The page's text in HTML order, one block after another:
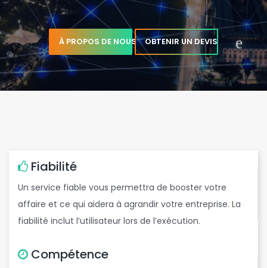
g
t
c
e b m a i l
À PROPOS DE NOUS OBTENIR UN DEVIS
Fiabilité
Un service fiable vous permettra de booster votre
affaire et ce qui aidera à agrandir votre entreprise. La
fiabilité inclut l’utilisateur lors de l’exécution.
Compétence